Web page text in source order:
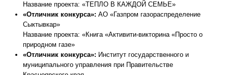
Название проекта: «ТЕПЛО В КАЖДОЙ СЕМЬЕ»
«Отличник конкурса»: АО «Газпром газораспределение
Сыктывкар»
Название проекта: «Книга «Активити-викторина «Просто о
природном газе»
«Отличник конкурса»: Институт государственного и
муниципального управления при Правительстве